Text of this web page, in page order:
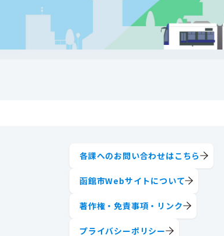
各課へのお問い合わせはこちら
函館市Webサイトについて
著作権・免責事項・リンク
プライバシーポリシー